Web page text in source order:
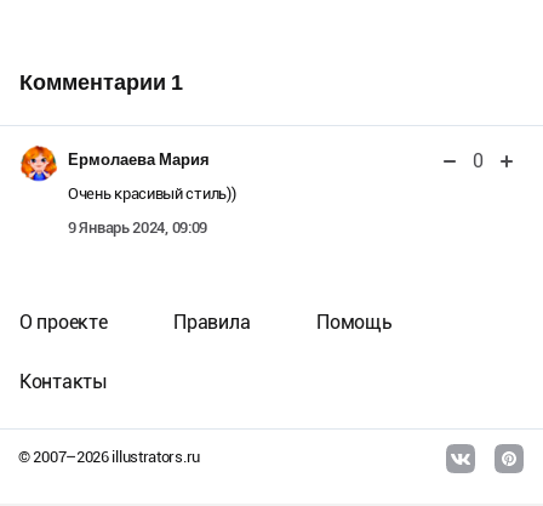
Комментарии 1
Ермолаева Мария 0
Очень красивый стиль))
9 Январь 2024, 09:09
© 2007–2026illustrators.ru
О проекте Правила Помощь
Контакты